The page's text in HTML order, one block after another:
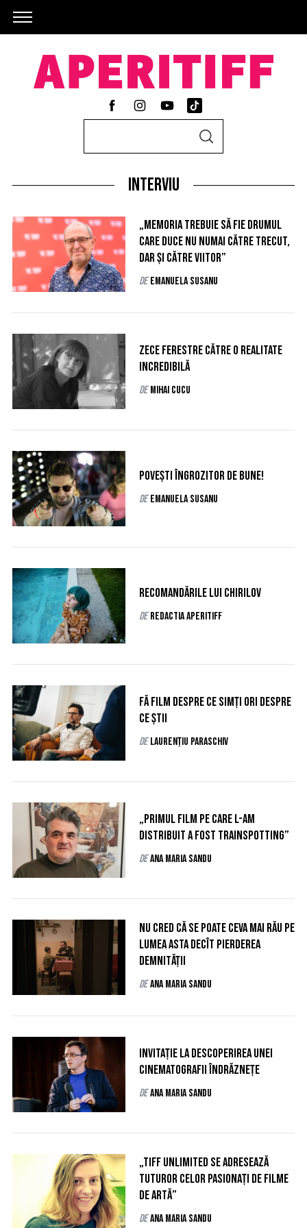
r
h
f
o
r
S
H
Interviu
„Memoria trebuie să fie drumul
care duce nu numai către trecut,
dar și către viitor”
de Emanuela Susanu
Zece ferestre către o realitate
incredibilă
de Mihai Cucu
Povești îngrozitor de bune!
de Emanuela Susanu
Recomandările lui Chirilov
de Redactia AperiTIFF
Fă film despre ce simți ori despre
ce știi
de Laurențiu Paraschiv
„Primul film pe care l-am
distribuit a fost Trainspotting”
de Ana Maria Sandu
Nu cred că se poate ceva mai rău pe
lumea asta decît pierderea
demnității
de Ana Maria Sandu
Invitație la descoperirea unei
cinematografii îndrăznețe
de Ana Maria Sandu
„TIFF Unlimited se adresează
tuturor celor pasionați de filme
de artă”
de Ana Maria Sandu
S
e
c
h
f
o
r